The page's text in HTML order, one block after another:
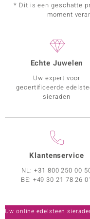
* Dit is een geschatte
moment
Echte Juwelen
Uw expert voor
gecertificeerde
sieraden
Klantenservice
NL:+31 800 250 00
BE: +49 30 21 78 26
Uw online edelsteen